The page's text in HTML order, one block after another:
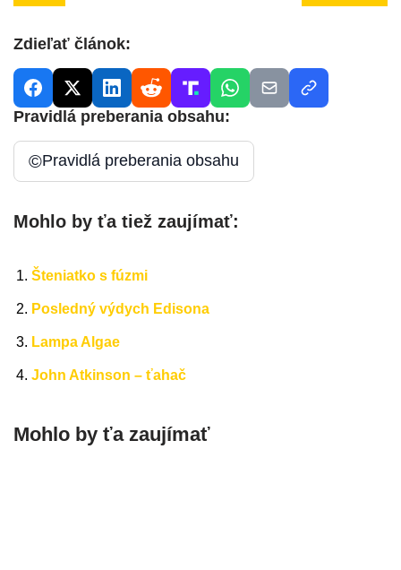
Zdieľať článok:
Pravidlá preberania obsahu:
©Pravidlá preberania obsahu
Mohlo by ťa tiež zaujímať:
Šteniatko s fúzmi
Posledný výdych Edisona
Lampa Algae
John Atkinson – ťahač
Mohlo by ťa zaujímať